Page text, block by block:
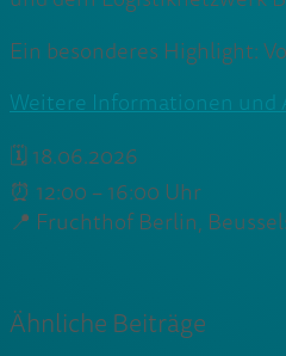
Ein besonderes Highlight:
Weitere Informationen und
🗓️ 18.06.2026
⏰ 12:00 – 16:00 Uhr
📍 Fruchthof Berlin,
Ähnliche Beiträge